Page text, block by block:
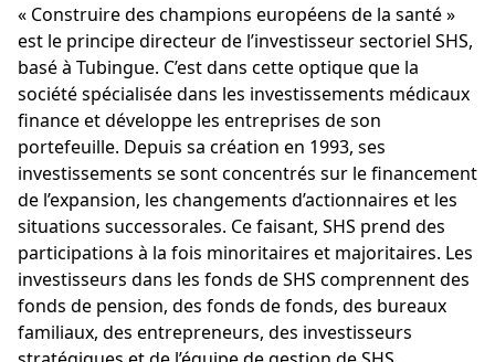
« Construire des champions européens de la santé »
est le principe directeur de l’investisseur sectoriel SHS,
basé à Tubingue. C’est dans cette optique que la
société spécialisée dans les investissements médicaux
finance et développe les entreprises de son
portefeuille. Depuis sa création en 1993, ses
investissements se sont concentrés sur le financement
de l’expansion, les changements d’actionnaires et les
situations successorales. Ce faisant, SHS prend des
participations à la fois minoritaires et majoritaires. Les
investisseurs dans les fonds de SHS comprennent des
fonds de pension, des fonds de fonds, des bureaux
familiaux, des entrepreneurs, des investisseurs